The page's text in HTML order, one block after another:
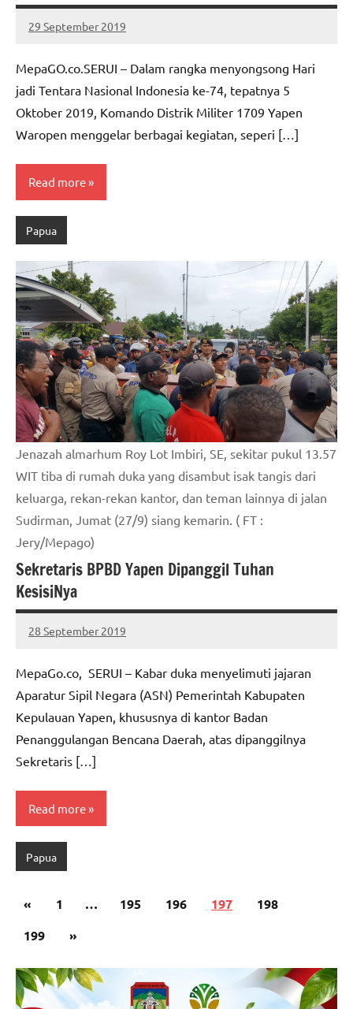
29 September 2019
MEPAGO
No
MepaGO.co.SERUI – Dalam rangka menyongsong Hari
jadi Tentara Nasional Indonesia ke-74, tepatnya 5
Oktober 2019, Komando Distrik Militer 1709 Yapen
Waropen menggelar berbagai kegiatan, seperi […]
Read more
Papua
Jenazah almarhum Roy Lot Imbiri, SE, sekitar pukul 13.57
WIT tiba di rumah duka yang disambut isak tangis dari
keluarga, rekan-rekan kantor, dan teman lainnya di jalan
Sudirman, Jumat (27/9) siang kemarin. ( FT :
Jery/Mepago)
Sekretaris BPBD Yapen Dipanggil Tuhan
KesisiNya
28 September 2019
MEPAGO
No
MepaGo.co, SERUI – Kabar duka menyelimuti jajaran
Aparatur Sipil Negara (ASN) Pemerintah Kabupaten
Kepulauan Yapen, khususnya di kantor Badan
Penanggulangan Bencana Daerah, atas dipanggilnya
Sekretaris […]
Read more
Papua
Paginasi
pos
«Previous
1 … 195 196 197
198
199
Next
»